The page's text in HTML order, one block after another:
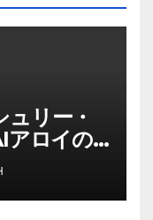
リー・
アロイの
フォー
不安を